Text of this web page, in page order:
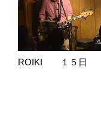
ROIKI １